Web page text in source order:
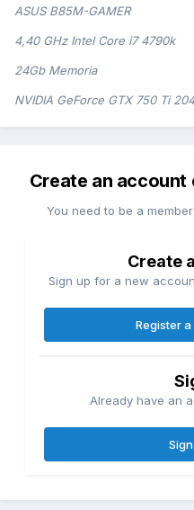
ASUS B85M-GAMER
4,40 GHz Intel Core i7 4790k
24Gb Memoria
NVIDIA GeForce GTX 750 Ti
Create an account
You need to be a
Create
Sign up for a new
Register
Already have an